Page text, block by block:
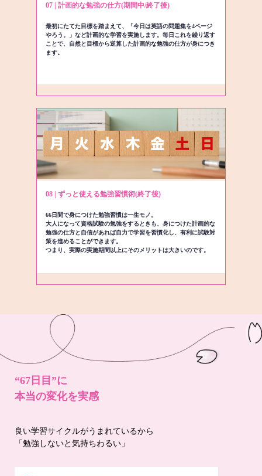
07 | 計画的な勉強の仕方(期間中/終了後)
最初にたてた目標を踏まえて、「今日は英語の問題集を4ページ
やろう。」など計画的な学習を実施します。毎日これを繰り返す
ことで、自然と目標から逆算した計画的な勉強の仕方が身につき
ます。
08 | ずっと使える勉強習慣術(終了後)
66日間で身につけた勉強習慣は一生モノ。
大人になって資格試験の勉強をするときも、身につけた計画的な
勉強の仕方と自信があれば自力で学習を習慣化し、有利に試験対
策を進めることができます。
つまり、実際の実施期間以上にそのメリットは大きいのです。
“67日目”に
本当の変化を実感
良い学習サイクルがうまれているから
「勉強しないと気持ちわるい」